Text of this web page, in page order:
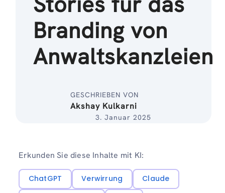
Branding von
Anwaltskanzleien
GESCHRIEBEN VON
Akshay Kulkarni
3. Januar 2025
Erkunden Sie diese Inhalte mit KI:
ChatGPT Verwirrung
Claude